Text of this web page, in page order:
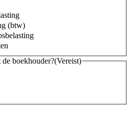
(btw)
boekhouder?(Vereist)